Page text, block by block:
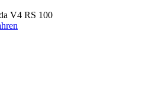
V4 RS 100